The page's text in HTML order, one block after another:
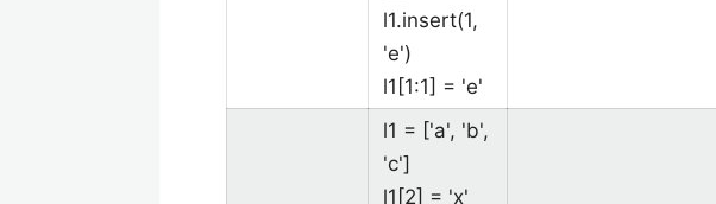
l1.insert(1,
'e')
l1[1:1] = 'e'
l1 = ['a', 'b',
'c']
l1[2] = 'x'